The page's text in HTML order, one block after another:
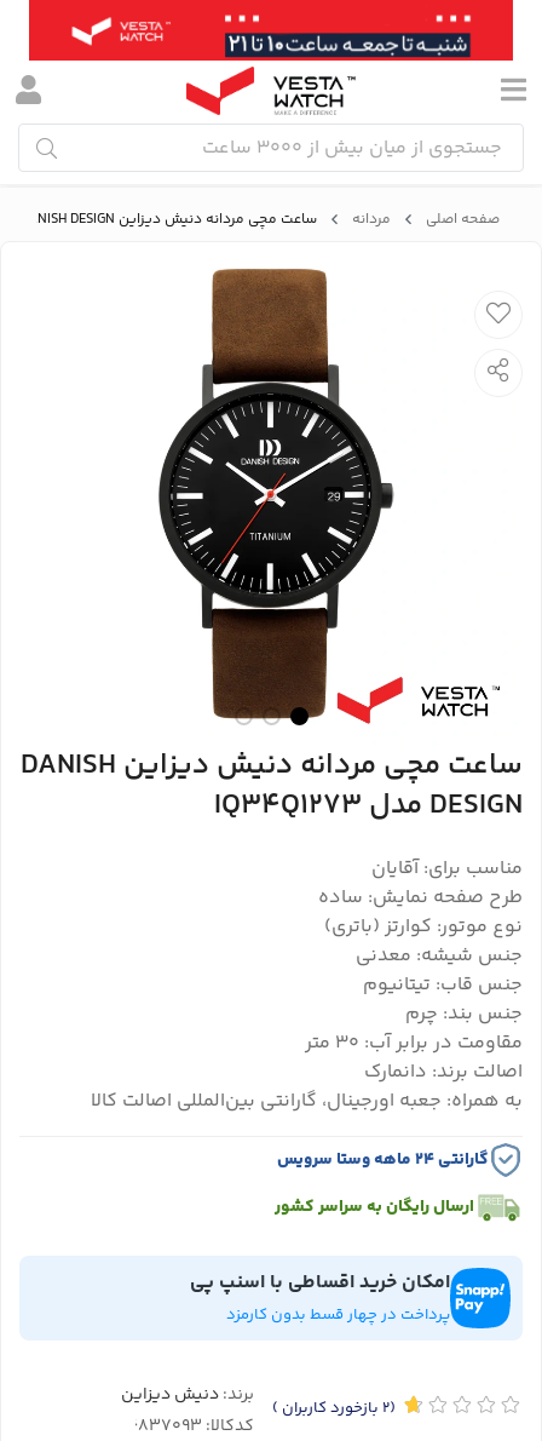
صفحه اصلی مردانه ساعت مچی مردانه دنیش دیزاین DANISH DESIGN مدل IQ34Q1273
ساعت مچی مردانه دنیش دیزاین DANISH
DESIGN مدل IQ34Q1273
مناسب برای: آقایان
طرح صفحه نمایش: ساده
نوع موتور: کوارتز (باتری)
جنس شیشه: معدنی
جنس قاب: تیتانیوم
جنس بند: چرم
مقاومت در برابر آب: 30 متر
اصالت برند: دانمارک
به همراه: جعبه اورجینال، گارانتی بین‌المللی اصالت کالا
گارانتی ۲۴ ماهه وستا سرویس
ارسال رایگان به سراسر کشور
امکان خرید اقساطی با اسنپ پی
پرداخت در چهار قسط بدون کارمزد
(2 بازخورد کاربران ) برند:دنیش دیزاین
کدکالا: